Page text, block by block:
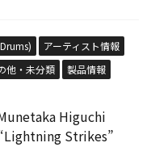
アーティスト情報
他・未分類
製品情報
Higuchi
Strikes”